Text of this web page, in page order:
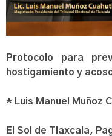
Protocolo para
hostigamiento y
* Luis Manuel Muñoz
El Sol de Tlaxcala,